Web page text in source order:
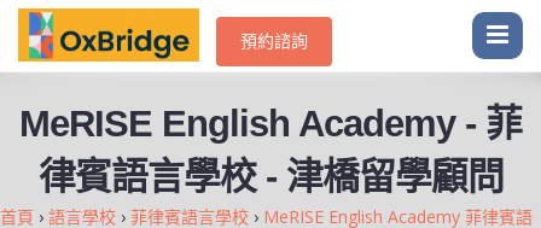
預約諮詢
MeRISE English Academy - 菲
律賓語言學校 - 津橋留學顧問
首頁 › 語言學校 › 菲律賓語言學校 › MeRISE English Academy 菲律賓語